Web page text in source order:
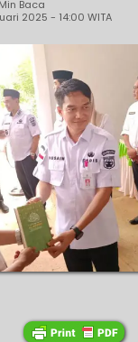
Baca
2025 - 14:00 WITA